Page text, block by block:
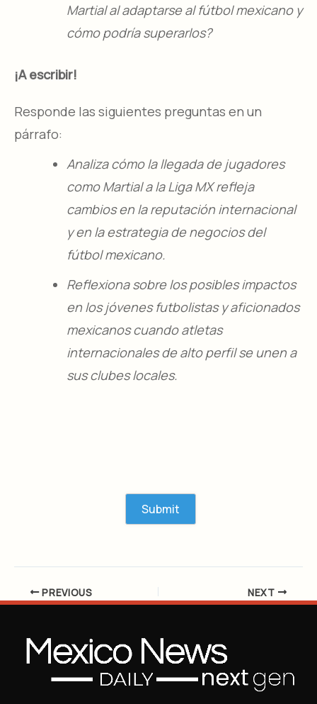
Martial al adaptarse al fútbol mexicano y
cómo podría superarlos?
¡A escribir!
Responde las siguientes preguntas en un
párrafo:
Analiza cómo la llegada de jugadores
como Martial a la Liga MX refleja
cambios en la reputación internacional
y en la estrategia de negocios del
fútbol mexicano.
Reflexiona sobre los posibles impactos
en los jóvenes futbolistas y aficionados
mexicanos cuando atletas
internacionales de alto perfil se unen a
sus clubes locales.
PREVIOUS NEXT